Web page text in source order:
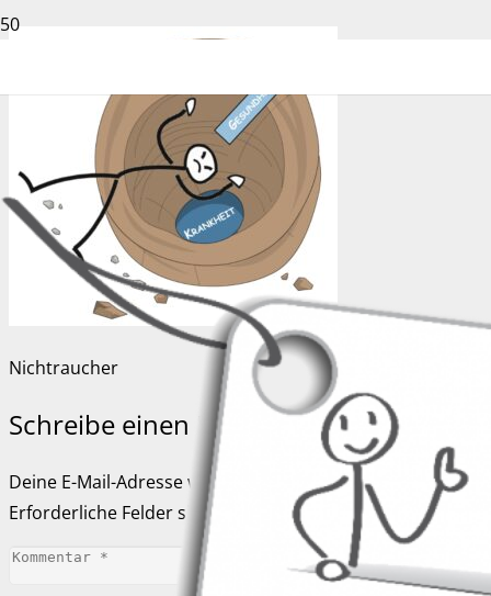
Nichtraucher
Schreibe einen Kommentar
Deine E-Mail-Adresse wird nicht veröffentlicht.
Erforderliche Felder sind mit
markiert